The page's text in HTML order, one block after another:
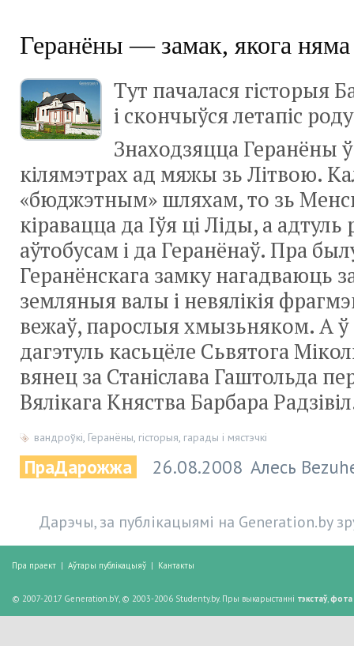
Геранёны — замак, якога няма
Тут пачалася гісторыя
і скончыўся летапіс
Знаходзяцца Геранёны
кілямэтрах ад мяжы зь Літвою.
«бюджэтным» шляхам, то зь
кіравацца да Іўя ці Ліды, а
аўтобусам і да Геранёнаў. Пра
Геранёнскага замку нагадваюць
земляныя валы і невялікія
вежаў, парослыя хмызьняком. А
дагэтуль касьцёле Сьвятога
вянец за Станіслава Гаштольда
Вялікага Княства Барбара
вандроўкі, Геранёны, гісторыя, гарады і мястэчкі
ПраДарожжа 26.08.2008 Алесь
Дарэчы, за публікацыямі на Generation.by
Пра праект | Аўтары публікацыяў | Кантакты
© 2007-2017 Generation.bY, © 2003-2006 Studenty.by. Пры выкарыстанні тэкстаў, фота